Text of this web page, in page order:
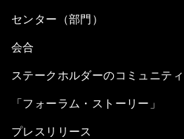
センター（部門）
会合
ステークホルダーのコミュニティ
「フォーラム・ストーリー」
プレスリリース